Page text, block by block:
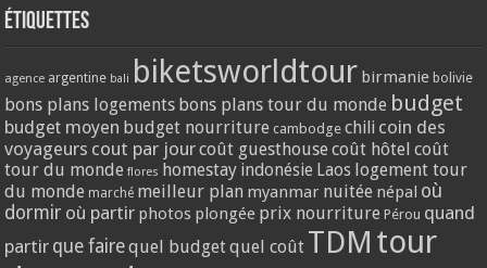
Étiquettes
agence argentine bali biketsworldtour birmanie bolivie
bons plans logements bons plans tour du monde budget
budget moyen budget nourriture cambodge chili coin des
voyageurs cout par jourcoût guesthouse coût hôtel coût
tour du monde flores homestay indonésie Laos logement tour
du monde marché meilleur plan myanmar nuitée népal où
dormir où partir photos plongée prix nourriture Pérou quand
partir que fairequel budgetquel coût TDM tour